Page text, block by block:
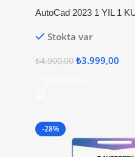
AutoCad 2023 1 YIL 1
Stokta var
₺4.900,00 ₺3.999,00
-28%